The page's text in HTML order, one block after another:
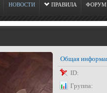
НОВОСТИ ПРАВИЛА ФОРУМ
Общая
ID:
Группа: